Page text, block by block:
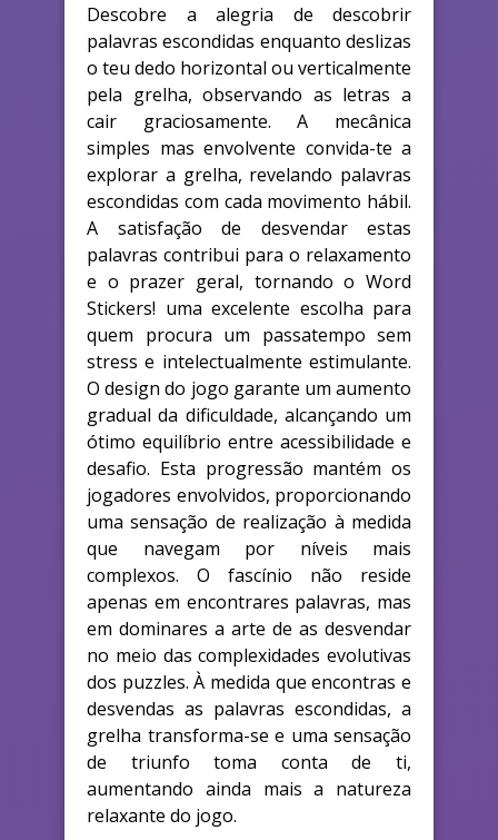
Descobre a alegria de descobrir
palavras escondidas enquanto deslizas
o teu dedo horizontal ou verticalmente
pela grelha, observando as letras a
cair graciosamente. A mecânica
simples mas envolvente convida-te a
explorar a grelha, revelando palavras
escondidas com cada movimento hábil.
A satisfação de desvendar estas
palavras contribui para o relaxamento
e o prazer geral, tornando o Word
Stickers! uma excelente escolha para
quem procura um passatempo sem
stress e intelectualmente estimulante.
O design do jogo garante um aumento
gradual da dificuldade, alcançando um
ótimo equilíbrio entre acessibilidade e
desafio. Esta progressão mantém os
jogadores envolvidos, proporcionando
uma sensação de realização à medida
que navegam por níveis mais
complexos. O fascínio não reside
apenas em encontrares palavras, mas
em dominares a arte de as desvendar
no meio das complexidades evolutivas
dos puzzles. À medida que encontras e
desvendas as palavras escondidas, a
grelha transforma-se e uma sensação
de triunfo toma conta de ti,
aumentando ainda mais a natureza
relaxante do jogo.